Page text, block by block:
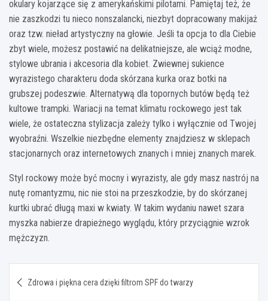
okulary kojarzące się z amerykańskimi pilotami. Pamiętaj też, że
nie zaszkodzi tu nieco nonszalancki, niezbyt dopracowany makijaż
oraz tzw. nieład artystyczny na głowie. Jeśli ta opcja to dla Ciebie
zbyt wiele, możesz postawić na delikatniejsze, ale wciąż modne,
stylowe ubrania i akcesoria dla kobiet. Zwiewnej sukience
wyrazistego charakteru doda skórzana kurka oraz botki na
grubszej podeszwie. Alternatywą dla topornych butów będą też
kultowe trampki. Wariacji na temat klimatu rockowego jest tak
wiele, że ostateczna stylizacja zależy tylko i wyłącznie od Twojej
wyobraźni. Wszelkie niezbędne elementy znajdziesz w sklepach
stacjonarnych oraz internetowych znanych i mniej znanych marek.
Styl rockowy może być mocny i wyrazisty, ale gdy masz nastrój na
nutę romantyzmu, nic nie stoi na przeszkodzie, by do skórzanej
kurtki ubrać długą maxi w kwiaty. W takim wydaniu nawet szara
myszka nabierze drapieżnego wyglądu, który przyciągnie wzrok
mężczyzn.
wpisu
Zdrowa i piękna cera dzięki filtrom SPF do twarzy